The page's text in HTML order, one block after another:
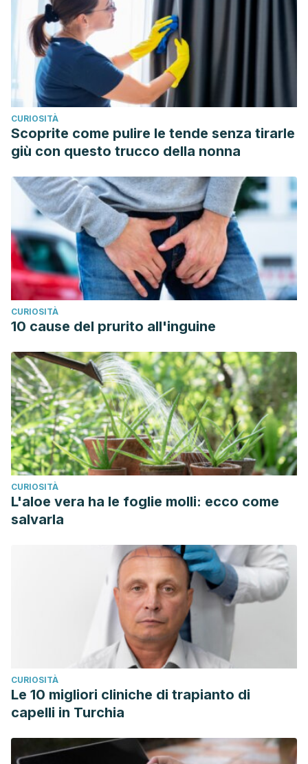
Migrañas y otras Cefaleas.
http://www.kranion.es/images/2003_03_02_016-027.pdf
DeGroote, MG (sf). Dermatitis de contacto con Vicks
VapoRub: Dermatitis. Ampliación de imagen.
https://journals.lww.com/dermatitis/Fulltext/2010/05000/
CURIOSITÀ
Scoprite come pulire le tende senza tirarle
giù con questo trucco della nonna
CURIOSITÀ
10 cause del prurito all'inguine
CURIOSITÀ
L'aloe vera ha le foglie molli: ecco come
salvarla
CURIOSITÀ
Le 10 migliori cliniche di trapianto di
capelli in Turchia